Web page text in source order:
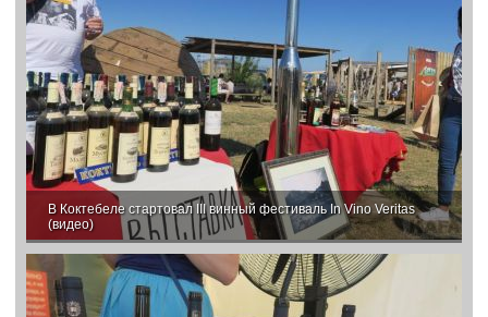
В Коктебеле стартовал III винный фестиваль In Vino Veritas
(видео)